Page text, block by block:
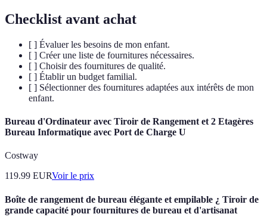
Checklist avant achat
[ ] Évaluer les besoins de mon enfant.
[ ] Créer une liste de fournitures nécessaires.
[ ] Choisir des fournitures de qualité.
[ ] Établir un budget familial.
[ ] Sélectionner des fournitures adaptées aux intérêts de mon
enfant.
Bureau d'Ordinateur avec Tiroir de Rangement et 2 Etagères
Bureau Informatique avec Port de Charge U
Costway
119.99 EURVoir le prix
Boîte de rangement de bureau élégante et empilable ¿ Tiroir de
grande capacité pour fournitures de bureau et d'artisanat